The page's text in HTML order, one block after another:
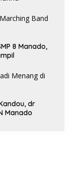
8 Manado,
dr
Manado